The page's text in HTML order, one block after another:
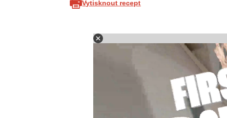
Vytisknout recept